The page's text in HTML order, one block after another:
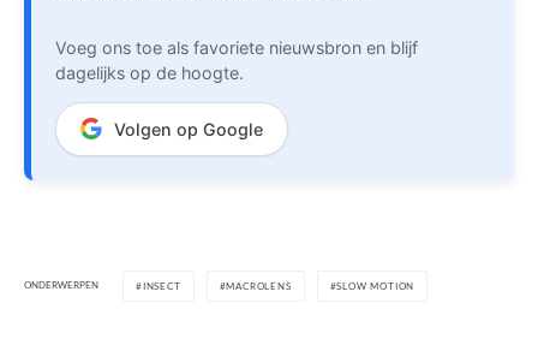
Voeg ons toe als favoriete nieuwsbron en blijf
dagelijks op de hoogte.
Volgen op Google
ONDERWERPEN INSECT MACROLENS SLOW MOTION